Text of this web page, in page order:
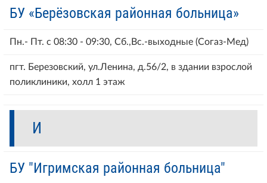
БУ «Берёзовская районная больница»
Пн.- Пт. с 08:30 - 09:30, Сб.,Вс.-выходные (Согаз-Мед)
пгт. Березовский, ул.Ленина, д.56/2, в здании взрослой
поликлиники, холл 1 этаж
И
БУ "Игримская районная больница"